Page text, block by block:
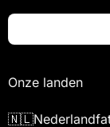
Onze landen
🇳🇱Nederland